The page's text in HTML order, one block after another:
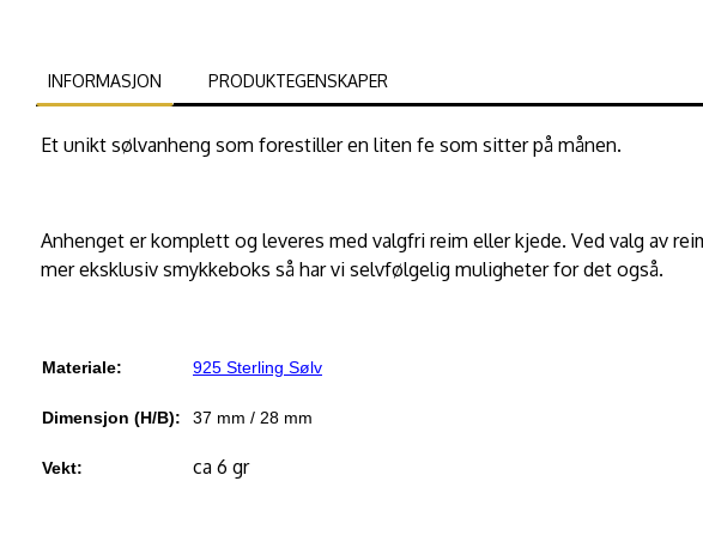
INFORMASJON PRODUKTEGENSKAPER
Et unikt sølvanheng som forestiller en liten fe som sitter på månen.
Anhenget er komplett og leveres med valgfri reim eller kjede. Ved valg av
mer eksklusiv smykkeboks så har vi selvfølgelig muligheter for det også.
Materiale: 925 Sterling Sølv
Dimensjon (H/B): 37 mm / 28 mm
Vekt: ca 6 gr